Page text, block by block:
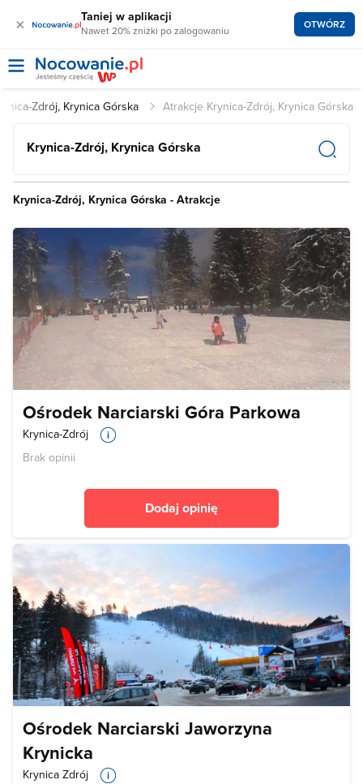
× Taniej w aplikacji
Nawet 20% zniżki po zalogowaniu OTWÓRZ
Zdrój, Krynica Górska Atrakcje Krynica-Zdrój, Krynica Górska
Krynica-Zdrój, Krynica Górska
Krynica-Zdrój, Krynica Górska - Atrakcje
Ośrodek Narciarski Góra Parkowa
Krynica-Zdrój
Brak opinii
Dodaj opinię
Ośrodek Narciarski Jaworzyna
Krynicka
Krynica Zdrój